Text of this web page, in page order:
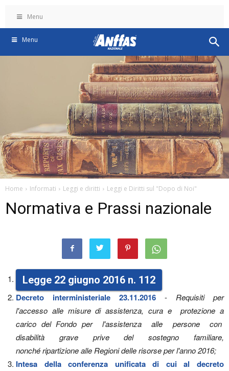
Menu
Menu
Home Informati Leggi e diritti Leggi e Diritti sul "Dopo di Noi"
Normativa e Prassi nazionale
Legge 22 giugno 2016 n. 112
Decreto interministeriale 23.11.2016 - Requisiti per
l'accesso alle misure di assistenza, cura e protezione a
carico del Fondo per l'assistenza alle persone con
disabilità grave prive del sostegno familiare,
nonché ripartizione alle Regioni delle risorse per l'anno 2016;
Intesa della conferenza unificata di cui al decreto